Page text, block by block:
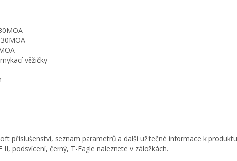
věžičky
příslušenství, seznam parametrů a další užitečné informace k produktu
II, podsvícení, černý, T-Eagle naleznete v záložkách.